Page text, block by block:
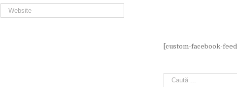
[custom-facebook-feed]